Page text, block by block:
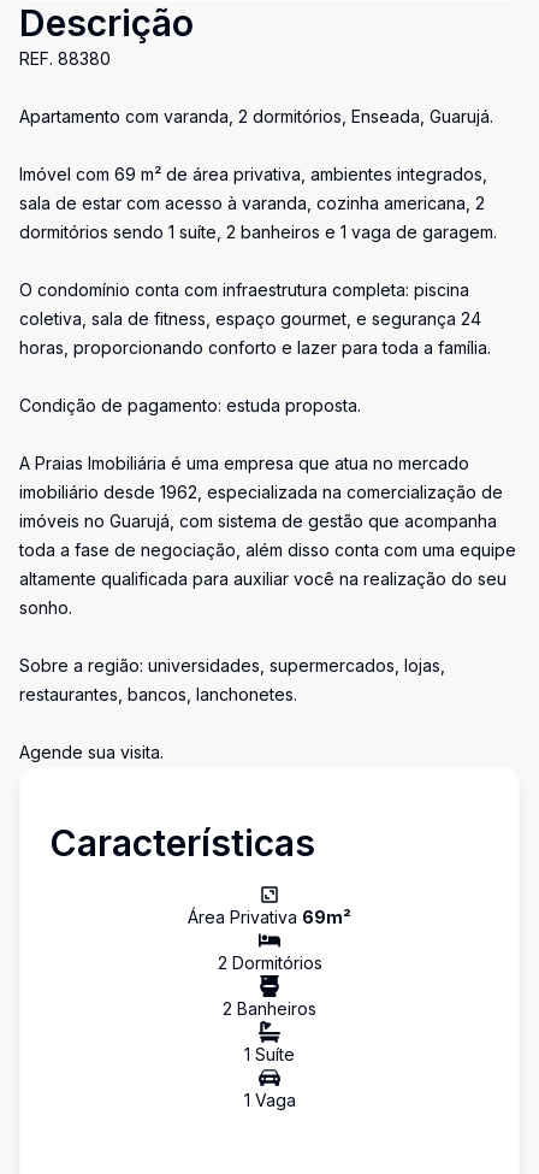
Descrição
REF. 88380
Apartamento com varanda, 2 dormitórios, Enseada, Guarujá.
Imóvel com 69 m² de área privativa, ambientes integrados,
sala de estar com acesso à varanda, cozinha americana, 2
dormitórios sendo 1 suíte, 2 banheiros e 1 vaga de garagem.
O condomínio conta com infraestrutura completa: piscina
coletiva, sala de fitness, espaço gourmet, e segurança 24
horas, proporcionando conforto e lazer para toda a família.
Condição de pagamento: estuda proposta.
A Praias Imobiliária é uma empresa que atua no mercado
imobiliário desde 1962, especializada na comercialização de
imóveis no Guarujá, com sistema de gestão que acompanha
toda a fase de negociação, além disso conta com uma equipe
altamente qualificada para auxiliar você na realização do seu
sonho.
Sobre a região: universidades, supermercados, lojas,
restaurantes, bancos, lanchonetes.
Agende sua visita.
Características
Área Privativa 69m²
2 Dormitórios
2 Banheiros
1 Suíte
1 Vaga